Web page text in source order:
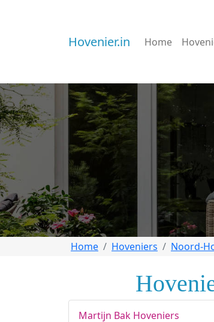
Hovenier.in Home
Home Hoveniers Noord-
Martijn Bak Hoveniers